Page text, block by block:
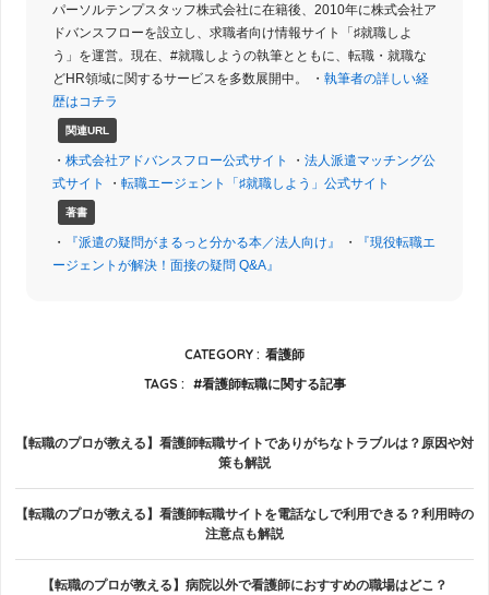
パーソルテンプスタッフ株式会社に在籍後、2010年に株式会社ア
ドバンスフローを設立し、求職者向け情報サイト「♯就職しよ
う」を運営。現在、#就職しようの執筆とともに、転職・就職な
どHR領域に関するサービスを多数展開中。 ・ 執筆者の詳しい経
歴はコチラ
関連URL
・ 株式会社アドバンスフロー公式サイト ・ 法人派遣マッチング公
式サイト
・ 転職エージェント「♯就職しよう」公式サイト
著書
・ 『派遣の疑問がまるっと分かる本／法人向け』 ・
『現役転職エ
ージェントが解決！面接の疑問 Q&A』
CATEGORY : 看護師
TAGS :
看護師転職に関する記事
【転職のプロが教える】看護師転職サイトでありがちなトラブルは？原因や対
策も解説
【転職のプロが教える】看護師転職サイトを電話なしで利用できる？利用時の
注意点も解説
【転職のプロが教える】病院以外で看護師におすすめの職場はどこ？